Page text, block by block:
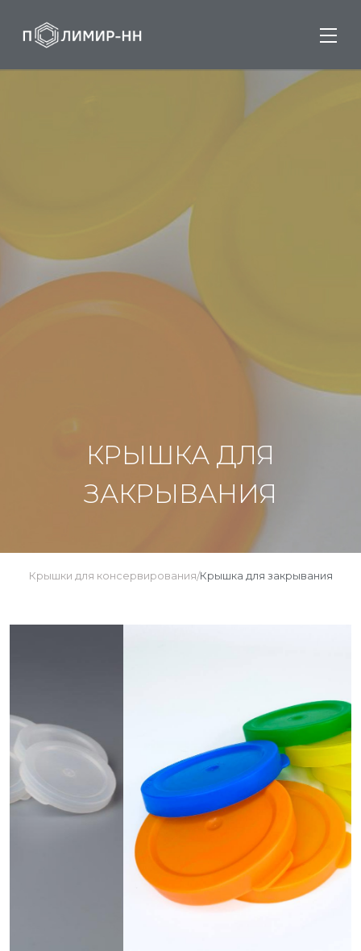
КРЫШКА ДЛЯ
ЗАКРЫВАНИЯ
Крышки для консервирования/Крышка для закрывания